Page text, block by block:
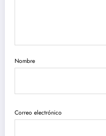
Nombre
Correo electrónico